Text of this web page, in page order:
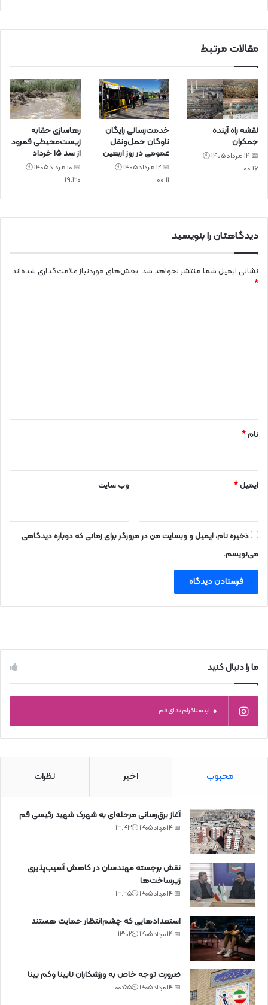
مقالات مرتبط
نقشه راه آینده
جمکران
📅 14 مرداد 1405 🕙
00:16
خدمت‌رسانی رایگان
ناوگان حمل‌ونقل
عمومی در روز اربعین
📅 12 مرداد 1405 🕙
00:11
رهاسازی حقابه
زیست‌محیطی قمرود
از سد ۱۵ خرداد
📅 10 مرداد 1405 🕙
19:30
دیدگاهتان را بنویسید
نشانی ایمیل شما منتشر نخواهد شد. بخش‌های موردنیاز علامت‌گذاری شده‌اند
*
نام*
ایمیل* وب‌ سایت
ذخیره نام، ایمیل و وبسایت من در مرورگر برای زمانی که دوباره دیدگاهی
می‌نویسم.
ما را دنبال کنید
0 اینستاگرام ندای قم
محبوب اخیر نظرات
آغاز برق‌رسانی مرحله‌ای به شهرک شهید رئیسی قم
📅 14 مرداد 1405 🕙13:43
نقش برجسته مهندسان در کاهش آسیب‌پذیری
زیرساخت‌ها
📅 14 مرداد 1405 🕙13:35
استعدادهایی که چشم‌انتظار حمایت هستند
📅 14 مرداد 1405 🕙13:02
ضرورت توجه خاص به ورزشکاران نابینا وکم بینا
📅 14 مرداد 1405 🕙00:55